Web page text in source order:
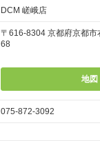
DCM 嵯峨店
〒616-8304 京都府京都市
68
地図
075-872-3092